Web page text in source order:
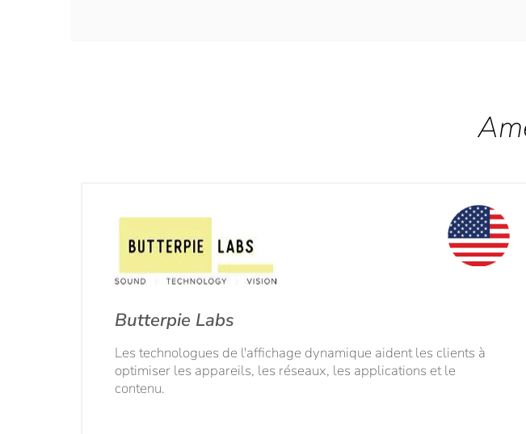
Butterpie Labs
Les technologues de l'affichage dynamique aident les clients à
optimiser les appareils, les réseaux, les applications et le
contenu.